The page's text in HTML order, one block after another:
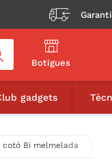
Botigues
gadgets
cotó Bi melmelada
6,90€